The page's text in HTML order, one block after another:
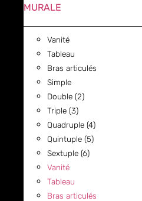
MURALE
Vanité
Tableau
Bras articulés
Simple
Double (2)
Triple (3)
Quadruple (4)
Quintuple (5)
Sextuple (6)
Vanité
Tableau
Bras articulés